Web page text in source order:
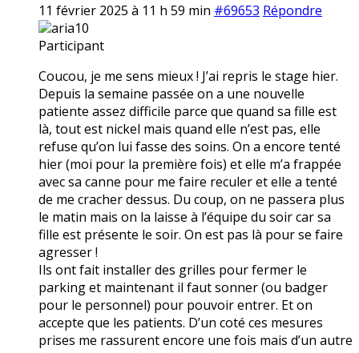
11 février 2025 à 11 h 59 min #69653 Répondre
aria10
Participant
Coucou, je me sens mieux ! J’ai repris le stage hier.
Depuis la semaine passée on a une nouvelle
patiente assez difficile parce que quand sa fille est
là, tout est nickel mais quand elle n’est pas, elle
refuse qu’on lui fasse des soins. On a encore tenté
hier (moi pour la première fois) et elle m’a frappée
avec sa canne pour me faire reculer et elle a tenté
de me cracher dessus. Du coup, on ne passera plus
le matin mais on la laisse à l’équipe du soir car sa
fille est présente le soir. On est pas là pour se faire
agresser !
Ils ont fait installer des grilles pour fermer le
parking et maintenant il faut sonner (ou badger
pour le personnel) pour pouvoir entrer. Et on
accepte que les patients. D’un coté ces mesures
prises me rassurent encore une fois mais d’un autre